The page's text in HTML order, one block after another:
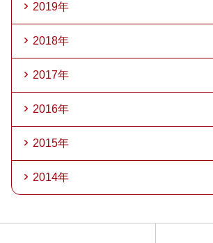
2019年
2018年
2017年
2016年
2015年
2014年